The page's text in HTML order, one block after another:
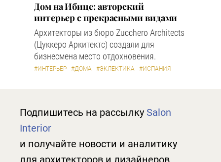
Дом на Ибице: авторский
интерьер с прекрасными видами
Архитекторы из бюро Zucchero Architects
(Цуккеро Аркитектс) создали для
бизнесмена место отдохновения.
#ИНТЕРЬЕР #ДОМА #ЭКЛЕКТИКА #ИСПАНИЯ
Подпишитесь на рассылку Salon
Interior
и получайте новости и аналитику
для архитекторов и дизайнеров